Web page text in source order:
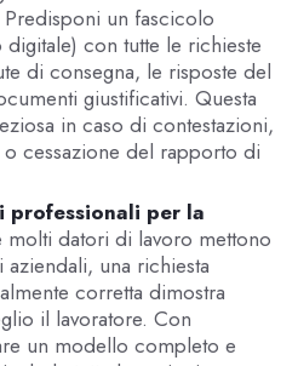
un fascicolo
con tutte le richieste
di consegna, le risposte del
giustificativi. Questa
in caso di contestazioni,
cessazione del rapporto di
professionali per la
molti datori di lavoro mettono
una richiesta
corretta dimostra
il lavoratore. Con
un modello completo e